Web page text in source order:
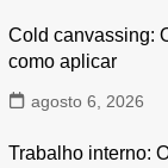
Cold canvassing:
como aplicar
agosto 6, 2026
Trabalho interno: